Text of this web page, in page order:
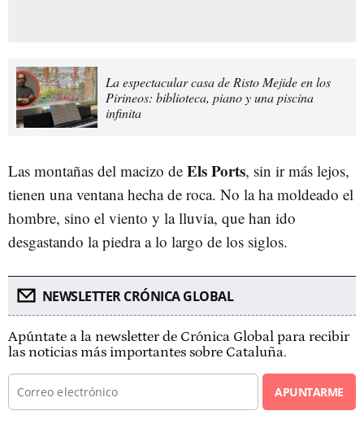
La espectacular casa de Risto Mejide en los
Pirineos: biblioteca, piano y una piscina
infinita
Las montañas del macizo de Els Ports, sin ir más lejos,
tienen una ventana hecha de roca. No la ha moldeado el
hombre, sino el viento y la lluvia, que han ido
desgastando la piedra a lo largo de los siglos.
NEWSLETTER CRÓNICA GLOBAL
Apúntate a la newsletter de Crónica Global para recibir
las noticias más importantes sobre Cataluña.
APUNTARME